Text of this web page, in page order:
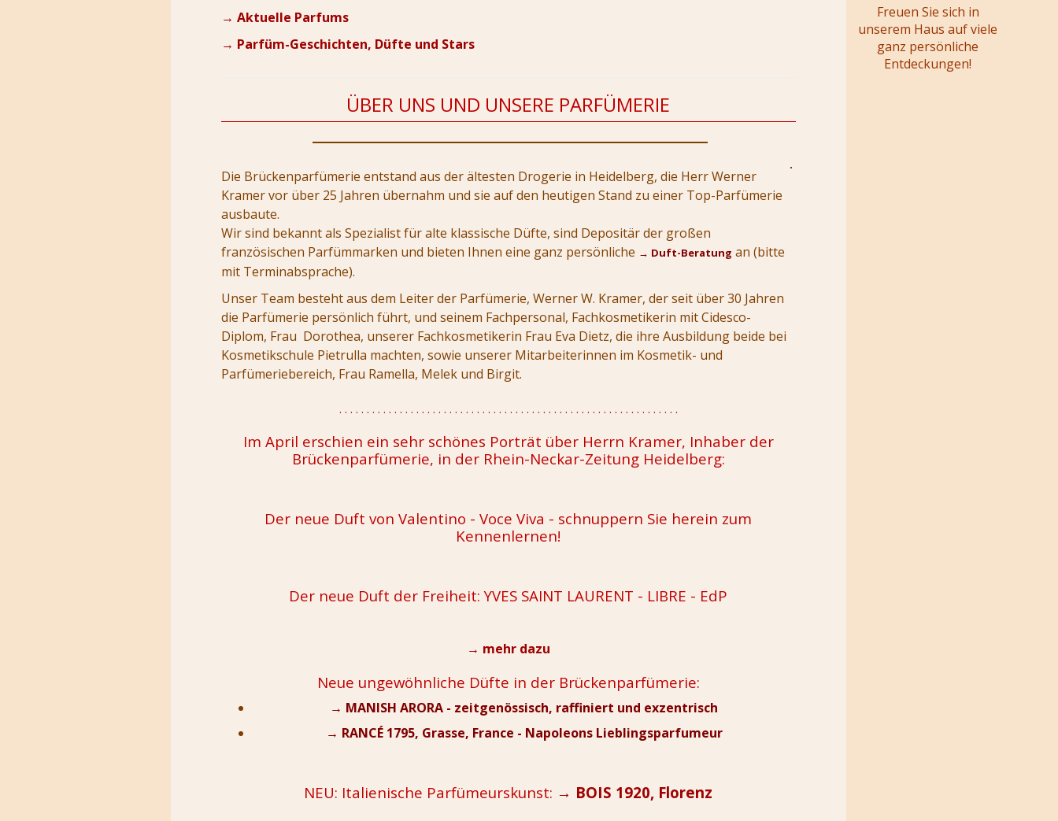
→ Aktuelle Parfums
→ Parfüm-Geschichten, Düfte und Stars
ÜBER UNS UND UNSERE PARFÜMERIE
Die Brückenparfümerie entstand aus der ältesten Drogerie in Heidelberg, die Herr Werner
Kramer vor über 25 Jahren übernahm und sie auf den heutigen Stand zu einer Top-Parfümerie
ausbaute.
Wir sind bekannt als Spezialist für alte klassische Düfte, sind Depositär der großen
französischen Parfümmarken und bieten Ihnen eine ganz persönliche → Duft-Beratung an (bitte
mit Terminabsprache).
Unser Team besteht aus dem Leiter der Parfümerie, Werner W. Kramer, der seit über 30 Jahren
die Parfümerie persönlich führt, und seinem Fachpersonal, Fachkosmetikerin mit Cidesco-
Diplom, Frau Dorothea, unserer Fachkosmetikerin Frau Eva Dietz, die ihre Ausbildung beide bei
Kosmetikschule Pietrulla machten, sowie unserer Mitarbeiterinnen im Kosmetik- und
Parfümeriebereich, Frau Ramella, Melek und Birgit.
. . . . . . . . . . . . . . . . . . . . . . . . . . . . . . . . . . . . . . . . . . . . . . . . . . . . . . . . . . . . . .
Im April erschien ein sehr schönes Porträt über Herrn Kramer, Inhaber der
Brückenparfümerie, in der Rhein-Neckar-Zeitung Heidelberg:
Der neue Duft von Valentino - Voce Viva - schnuppern Sie herein zum
Kennenlernen!
Der neue Duft der Freiheit: YVES SAINT LAURENT - LIBRE - EdP
→ mehr dazu
Neue ungewöhnliche Düfte in der Brückenparfümerie:
→ MANISH ARORA - zeitgenössisch, raffiniert und exzentrisch
→ RANCÉ 1795, Grasse, France - Napoleons Lieblingsparfumeur
NEU: Italienische Parfümeurskunst: → BOIS 1920, Florenz
Freuen Sie sich in
unserem Haus auf viele
ganz persönliche
Entdeckungen!